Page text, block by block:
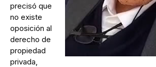
precisó que
no existe
oposición al
derecho de
propiedad
privada,